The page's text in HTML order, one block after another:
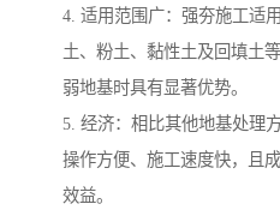
4. 适用范围广：强夯施工适
土、粉土、黏性土及回填土
弱地基时具有显著优势。
5. 经济：相比其他地基处理
操作方便、施工速度快，且
效益。